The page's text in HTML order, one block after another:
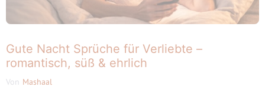
Gute Nacht Sprüche für Verliebte –
romantisch, süß & ehrlich
Von Mashaal